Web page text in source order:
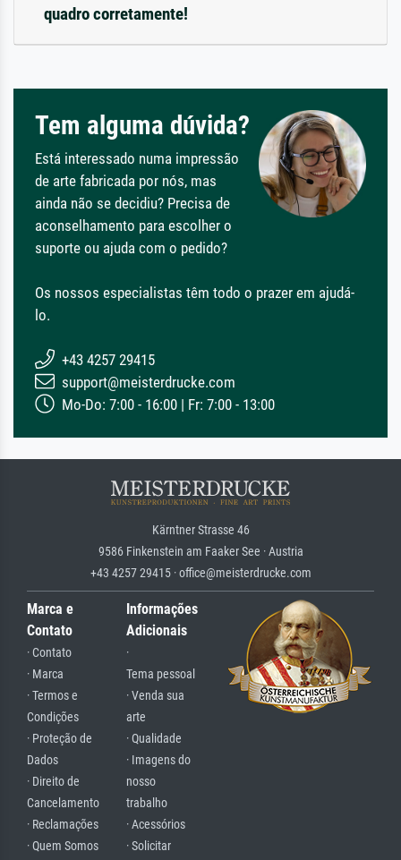
quadro corretamente!
Tem alguma dúvida?
Está interessado numa impressão
de arte fabricada por nós, mas
ainda não se decidiu? Precisa de
aconselhamento para escolher o
suporte ou ajuda com o pedido?
Os nossos especialistas têm todo o prazer em ajudá-
lo.
+43 4257 29415
support@meisterdrucke.com
Mo-Do: 7:00 - 16:00 | Fr: 7:00 - 13:00
Kärntner Strasse 46
9586 Finkenstein am Faaker See · Austria
+43 4257 29415 · office@meisterdrucke.com
Marca e
Contato
· Contato
· Marca
· Termos e
Condições
· Proteção de
Dados
· Direito de
Cancelamento
· Reclamações
· Quem Somos
Informações
Adicionais
·
Tema pessoal
· Venda sua
arte
· Qualidade
· Imagens do
nosso
trabalho
· Acessórios
· Solicitar